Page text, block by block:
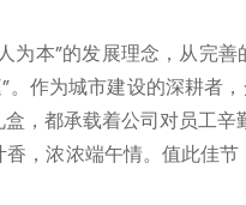
本”的发展理念，从完
作为城市建设的深耕者
，都承载着公司对员工辛
，浓浓端午情。值此佳节